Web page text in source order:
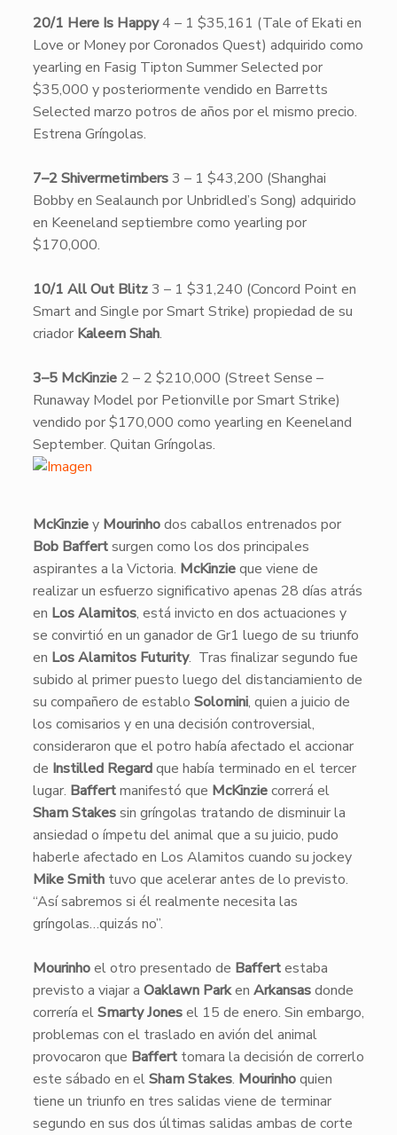
20/1 Here Is Happy4 – 1 $35,161 (Tale of Ekati en
Love or Money por Coronados Quest) adquirido como
yearling en Fasig Tipton Summer Selected por
$35,000 y posteriormente vendido en Barretts
Selected marzo potros de años por el mismo precio.
Estrena Gríngolas.
7–2 Shivermetimbers3 – 1 $43,200 (Shanghai
Bobby en Sealaunch por Unbridled’s Song) adquirido
en Keeneland septiembre como yearling por
$170,000.
10/1 All Out Blitz3 – 1 $31,240 (Concord Point en
Smart and Single por Smart Strike) propiedad de su
criador Kaleem Shah.
3–5 McKinzie2 – 2 $210,000 (Street Sense –
Runaway Model por Petionville por Smart Strike)
vendido por $170,000 como yearling en Keeneland
September. Quitan Gríngolas.
​McKinziey Mourinhodos caballos entrenados por
Bob Baffertsurgen como los dos principales
aspirantes a la Victoria. McKinzieque viene de
realizar un esfuerzo significativo apenas 28 días atrás
en Los Alamitos, está invicto en dos actuaciones y
se convirtió en un ganador de Gr1 luego de su triunfo
en Los Alamitos Futurity. Tras finalizar segundo fue
subido al primer puesto luego del distanciamiento de
su compañero de establo Solomini, quien a juicio de
los comisarios y en una decisión controversial,
consideraron que el potro había afectado el accionar
de Instilled Regardque había terminado en el tercer
lugar. Baffertmanifestó que McKinziecorrerá el
Sham Stakessin gríngolas tratando de disminuir la
ansiedad o ímpetu del animal que a su juicio, pudo
haberle afectado en Los Alamitos cuando su jockey
Mike Smithtuvo que acelerar antes de lo previsto.
“Así sabremos si él realmente necesita las
gríngolas…quizás no”.
Mourinhoel otro presentado de Baffertestaba
previsto a viajar a Oaklawn Parken Arkansasdonde
correría elSmarty Jonesel 15 de enero. Sin embargo,
problemas con el traslado en avión del animal
provocaron que Bafferttomara la decisión de correrlo
este sábado en elSham Stakes. Mourinhoquien
tiene un triunfo en tres salidas viene de terminar
segundo en sus dos últimas salidas ambas de corte